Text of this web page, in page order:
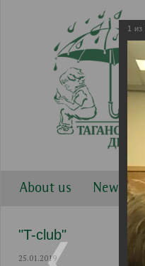
About us News
"T-club"
25.01.2019
1 из